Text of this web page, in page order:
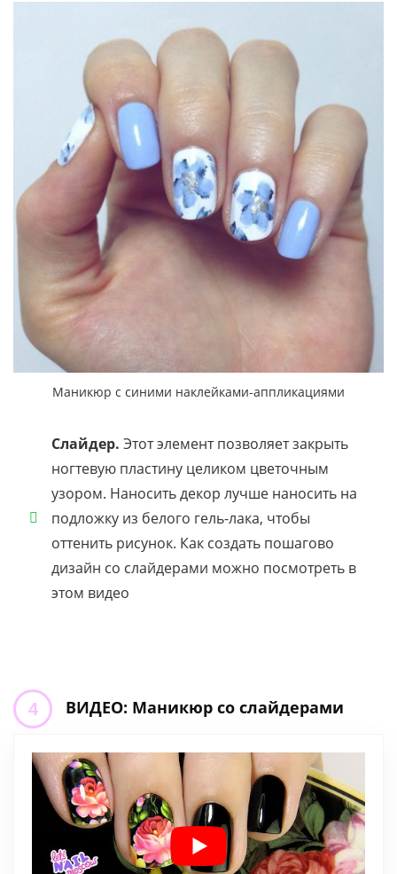
Маникюр с синими наклейками-аппликациями
Слайдер. Этот элемент позволяет закрыть
ногтевую пластину целиком цветочным
узором. Наносить декор лучше наносить на
подложку из белого гель-лака, чтобы
оттенить рисунок. Как создать пошагово
дизайн со слайдерами можно посмотреть в
этом видео
ВИДЕО: Маникюр со слайдерами